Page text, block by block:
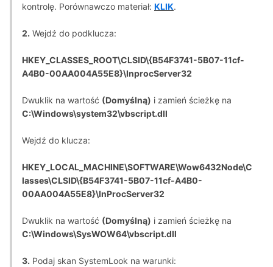
kontrolę. Porównawczo materiał: KLIK.
2. Wejdź do podklucza:
HKEY_CLASSES_ROOT\CLSID\{B54F3741-5B07-11cf-
A4B0-00AA004A55E8}\InprocServer32
Dwuklik na wartość (Domyślną) i zamień ścieżkę na
C:\Windows\system32\vbscript.dll
Wejdź do klucza:
HKEY_LOCAL_MACHINE\SOFTWARE\Wow6432Node\C
lasses\CLSID\{B54F3741-5B07-11cf-A4B0-
00AA004A55E8}\InProcServer32
Dwuklik na wartość (Domyślną) i zamień ścieżkę na
C:\Windows\SysWOW64\vbscript.dll
3. Podaj skan SystemLook na warunki: